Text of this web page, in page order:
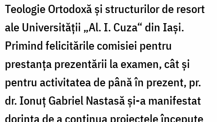
Teologie Ortodoxă şi structurilor de resort
ale Universităţii „Al. I. Cuza“ din Iaşi.
Primind felicitările comisiei pentru
prestanţa prezentării la examen, cât şi
pentru activitatea de până în prezent, pr.
dr. Ionuţ Gabriel Nastasă şi-a manifestat
dorinţa de a continua proiectele începute